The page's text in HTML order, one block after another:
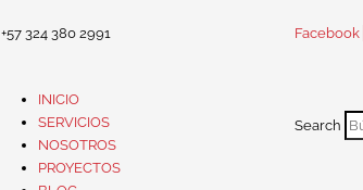
+57 324 380 2991 Facebook
INICIO
SERVICIOS
NOSOTROS
PROYECTOS
Search